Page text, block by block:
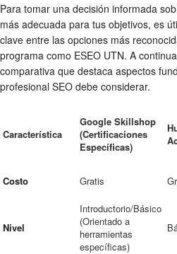
Para tomar una decisión informada
más adecuada para tus objetivos, es
clave entre las opciones más
programa como ESEO UTN. A
comparativa que destaca aspectos
profesional SEO debe considerar.
Característica
Google Skillshop
(Certificaciones
Específicas)
Costo Gratis
Nivel
Introductorio/Básico
(Orientado a
herramientas
específicas)